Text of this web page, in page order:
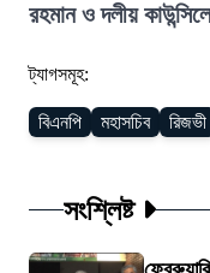
রহমান ও দলীয়
ট্যাগসমূহ:
বিএনপি মহাসচিব রিজভী
সংশ্লিষ্ট